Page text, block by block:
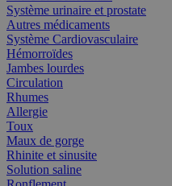
Système urinaire et prostate
Autres médicaments
Système Cardiovasculaire
Hémorroïdes
Jambes lourdes
Circulation
Rhumes
Allergie
Toux
Maux de gorge
Rhinite et sinusite
Solution saline